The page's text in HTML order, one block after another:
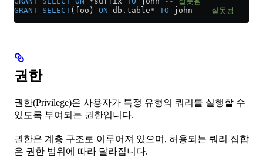
GRANT SELECT(foo) ON db . table* TO john -- 잘못됨
권한
권한(Privilege)은 사용자가 특정 유형의 쿼리를 실행할 수
있도록 부여되는 권한입니다.
권한은 계층 구조로 이루어져 있으며, 허용되는 쿼리 집합
은 권한 범위에 따라 달라집니다.